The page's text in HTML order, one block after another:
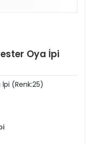
Oya İpi
(Renk:25)